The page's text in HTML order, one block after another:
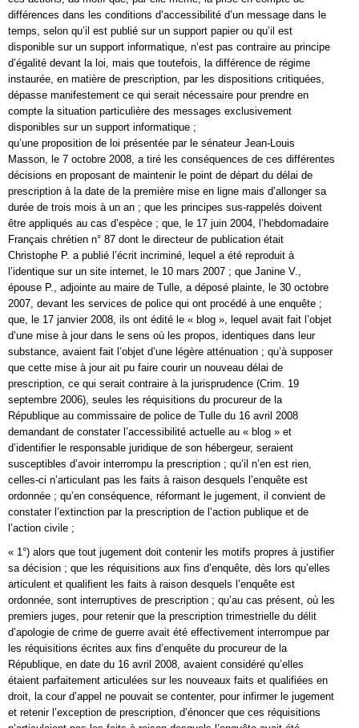
différences dans les conditions d’accessibilité d’un message dans le
temps, selon qu’il est publié sur un support papier ou qu’il est
disponible sur un support informatique, n’est pas contraire au principe
d’égalité devant la loi, mais que toutefois, la différence de régime
instaurée, en matière de prescription, par les dispositions critiquées,
dépasse manifestement ce qui serait nécessaire pour prendre en
compte la situation particulière des messages exclusivement
disponibles sur un support informatique ;
qu’une proposition de loi présentée par le sénateur Jean-Louis
Masson, le 7 octobre 2008, a tiré les conséquences de ces différentes
décisions en proposant de maintenir le point de départ du délai de
prescription à la date de la première mise en ligne mais d’allonger sa
durée de trois mois à un an ; que les principes sus-rappelés doivent
être appliqués au cas d’espèce ; que, le 17 juin 2004, l’hebdomadaire
Français chrétien n° 87 dont le directeur de publication était
Christophe P. a publié l’écrit incriminé, lequel a été reproduit à
l’identique sur un site internet, le 10 mars 2007 ; que Janine V.,
épouse P., adjointe au maire de Tulle, a déposé plainte, le 30 octobre
2007, devant les services de police qui ont procédé à une enquête ;
que, le 17 janvier 2008, ils ont édité le « blog », lequel avait fait l’objet
d’une mise à jour dans le sens où les propos, identiques dans leur
substance, avaient fait l’objet d’une légère atténuation ; qu’à supposer
que cette mise à jour ait pu faire courir un nouveau délai de
prescription, ce qui serait contraire à la jurisprudence (Crim. 19
septembre 2006), seules les réquisitions du procureur de la
République au commissaire de police de Tulle du 16 avril 2008
demandant de constater l’accessibilité actuelle au « blog » et
d’identifier le responsable juridique de son hébergeur, seraient
susceptibles d’avoir interrompu la prescription ; qu’il n’en est rien,
celles-ci n’articulant pas les faits à raison desquels l’enquête est
ordonnée ; qu’en conséquence, réformant le jugement, il convient de
constater l’extinction par la prescription de l’action publique et de
l’action civile ;
« 1°) alors que tout jugement doit contenir les motifs propres à justifier
sa décision ; que les réquisitions aux fins d’enquête, dès lors qu’elles
articulent et qualifient les faits à raison desquels l’enquête est
ordonnée, sont interruptives de prescription ; qu’au cas présent, où les
premiers juges, pour retenir que la prescription trimestrielle du délit
d’apologie de crime de guerre avait été effectivement interrompue par
les réquisitions écrites aux fins d’enquête du procureur de la
République, en date du 16 avril 2008, avaient considéré qu’elles
étaient parfaitement articulées sur les nouveaux faits et qualifiées en
droit, la cour d’appel ne pouvait se contenter, pour infirmer le jugement
et retenir l’exception de prescription, d’énoncer que ces réquisitions